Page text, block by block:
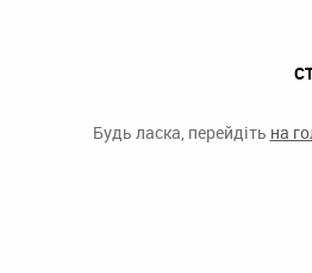
Будь ласка, перейдіть на